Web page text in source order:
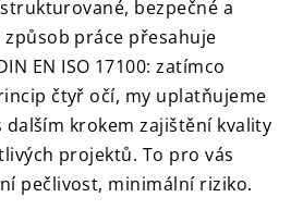
bezpečné a
způsob práce přesahuje
EN ISO 17100: zatímco
čtyř očí, my uplatňujeme
dalším krokem zajištění kvality
projektů. To pro vás
pečlivost, minimální riziko.